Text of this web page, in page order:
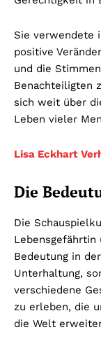
Sie verwendete
positive
und die
Benachteiligten
sich weit über
Leben vieler
Lisa Eckhart
Die
Die
Bedeutung in
Unterhaltung,
verschiedene
zu erleben, die
die Welt